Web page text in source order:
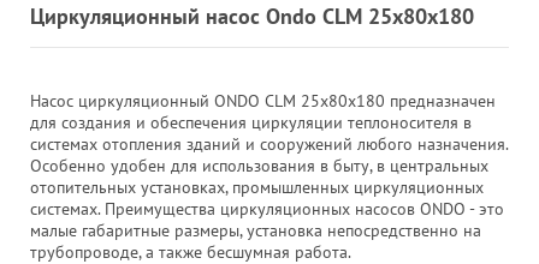
Циркуляционный насос Ondo CLM 25x80x180
Насос циркуляционный ONDO CLM 25x80x180 предназначен
для создания и обеспечения циркуляции теплоносителя в
системах отопления зданий и сооружений любого назначения.
Особенно удобен для использования в быту, в центральных
отопительных установках, промышленных циркуляционных
системах. Преимущества циркуляционных насосов ONDO - это
малые габаритные размеры, установка непосредственно на
трубопроводе, а также бесшумная работа.